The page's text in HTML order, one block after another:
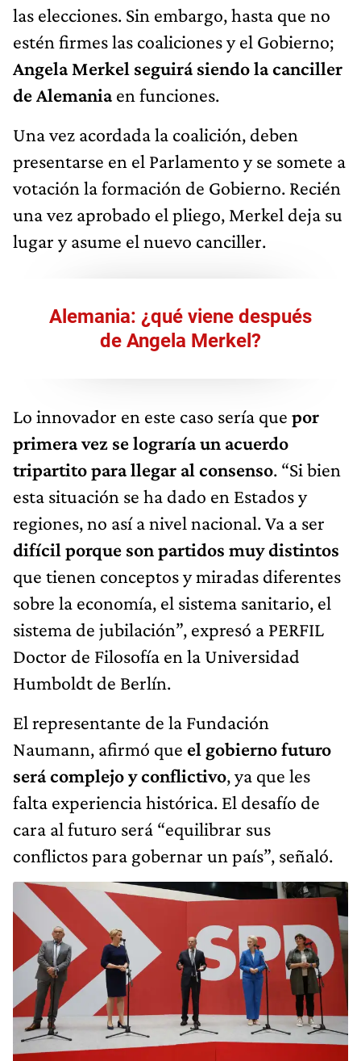
las elecciones. Sin embargo, hasta que no
estén firmes las coaliciones y el Gobierno;
Angela Merkel seguirá siendo la canciller
de Alemaniaen funciones.
Una vez acordada la coalición, deben
presentarse en el Parlamento y se somete a
votación la formación de Gobierno. Recién
una vez aprobado el pliego, Merkel deja su
lugar y asume el nuevo canciller.
Alemania: ¿qué viene después
de Angela Merkel?
Lo innovador en este caso sería que por
primera vez se lograría un acuerdo
tripartito para llegar al consenso. “Si bien
esta situación se ha dado en Estados y
regiones, no así a nivel nacional. Va a ser
difícil porque son partidos muy distintos
que tienen conceptos y miradas diferentes
sobre la economía, el sistema sanitario, el
sistema de jubilación”, expresó a PERFIL
Doctor de Filosofía en la Universidad
Humboldt de Berlín.
El representante de la Fundación
Naumann, afirmó que el gobierno futuro
será complejo y conflictivo, ya que les
falta experiencia histórica. El desafío de
cara al futuro será “equilibrar sus
conflictos para gobernar un país”, señaló.